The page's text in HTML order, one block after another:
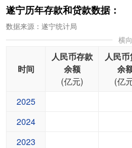
遂宁历年存款和贷款数据：
数据来源：遂宁统计局
横
时间
人民币存款
余额
(亿元)
人民
余
(亿
2025
2024
2023